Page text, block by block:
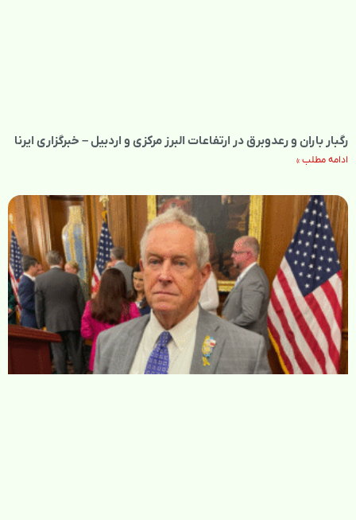
رگبار باران و رعدوبرق در ارتفاعات البرز مرکزی و اردبیل – خبرگزاری ایرنا
ادامه مطلب »